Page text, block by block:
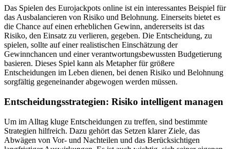
Das Spielen des Eurojackpots online ist ein interessantes Beispiel für
das Ausbalancieren von Risiko und Belohnung. Einerseits bietet es
die Chance auf einen erheblichen Gewinn, andererseits ist das
Risiko, den Einsatz zu verlieren, gegeben. Die Entscheidung, zu
spielen, sollte auf einer realistischen Einschätzung der
Gewinnchancen und einer verantwortungsbewussten Budgetierung
basieren. Dieses Spiel kann als Metapher für größere
Entscheidungen im Leben dienen, bei denen Risiko und Belohnung
sorgfältig gegeneinander abgewogen werden müssen.
Entscheidungsstrategien: Risiko intelligent managen
Um im Alltag kluge Entscheidungen zu treffen, sind bestimmte
Strategien hilfreich. Dazu gehört das Setzen klarer Ziele, das
Abwägen von Vor- und Nachteilen und das Berücksichtigen